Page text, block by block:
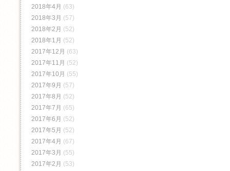
2018年4月 (63)
2018年3月 (57)
2018年2月 (52)
2018年1月 (52)
2017年12月 (63)
2017年11月 (52)
2017年10月 (55)
2017年9月 (57)
2017年8月 (52)
2017年7月 (65)
2017年6月 (52)
2017年5月 (52)
2017年4月 (67)
2017年3月 (55)
2017年2月 (53)